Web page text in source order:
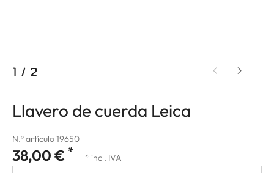
1 / 2
Llavero de cuerda Leica
N.º artículo 19650
38,00 € * * incl. IVA